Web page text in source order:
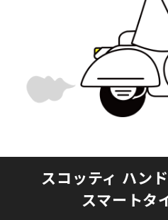
スコッティ ハン
スマートタ